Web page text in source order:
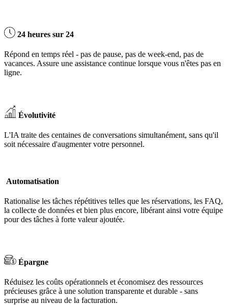
24 heures sur 24
Répond en temps réel - pas de pause, pas de week-end, pas de
vacances. Assure une assistance continue lorsque vous n'êtes pas en
ligne.
Évolutivité
L'IA traite des centaines de conversations simultanément, sans qu'il
soit nécessaire d'augmenter votre personnel.
Automatisation
Rationalise les tâches répétitives telles que les réservations, les FAQ,
la collecte de données et bien plus encore, libérant ainsi votre équipe
pour des tâches à forte valeur ajoutée.
Épargne
Réduisez les coûts opérationnels et économisez des ressources
précieuses grâce à une solution transparente et durable - sans
surprise au niveau de la facturation.